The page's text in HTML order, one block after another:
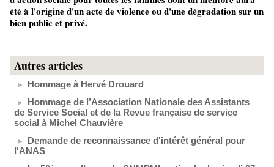
été à l'origine d'un acte de violence ou d'une dégradation sur un
bien public et privé.
Autres articles
Hommage à Hervé Drouard
Hommage de l’Association Nationale des Assistants
de Service Social et de la Revue française de service
social à Michel Chauvière
Demande de reconnaissance d'intérêt général pour
l'ANAS